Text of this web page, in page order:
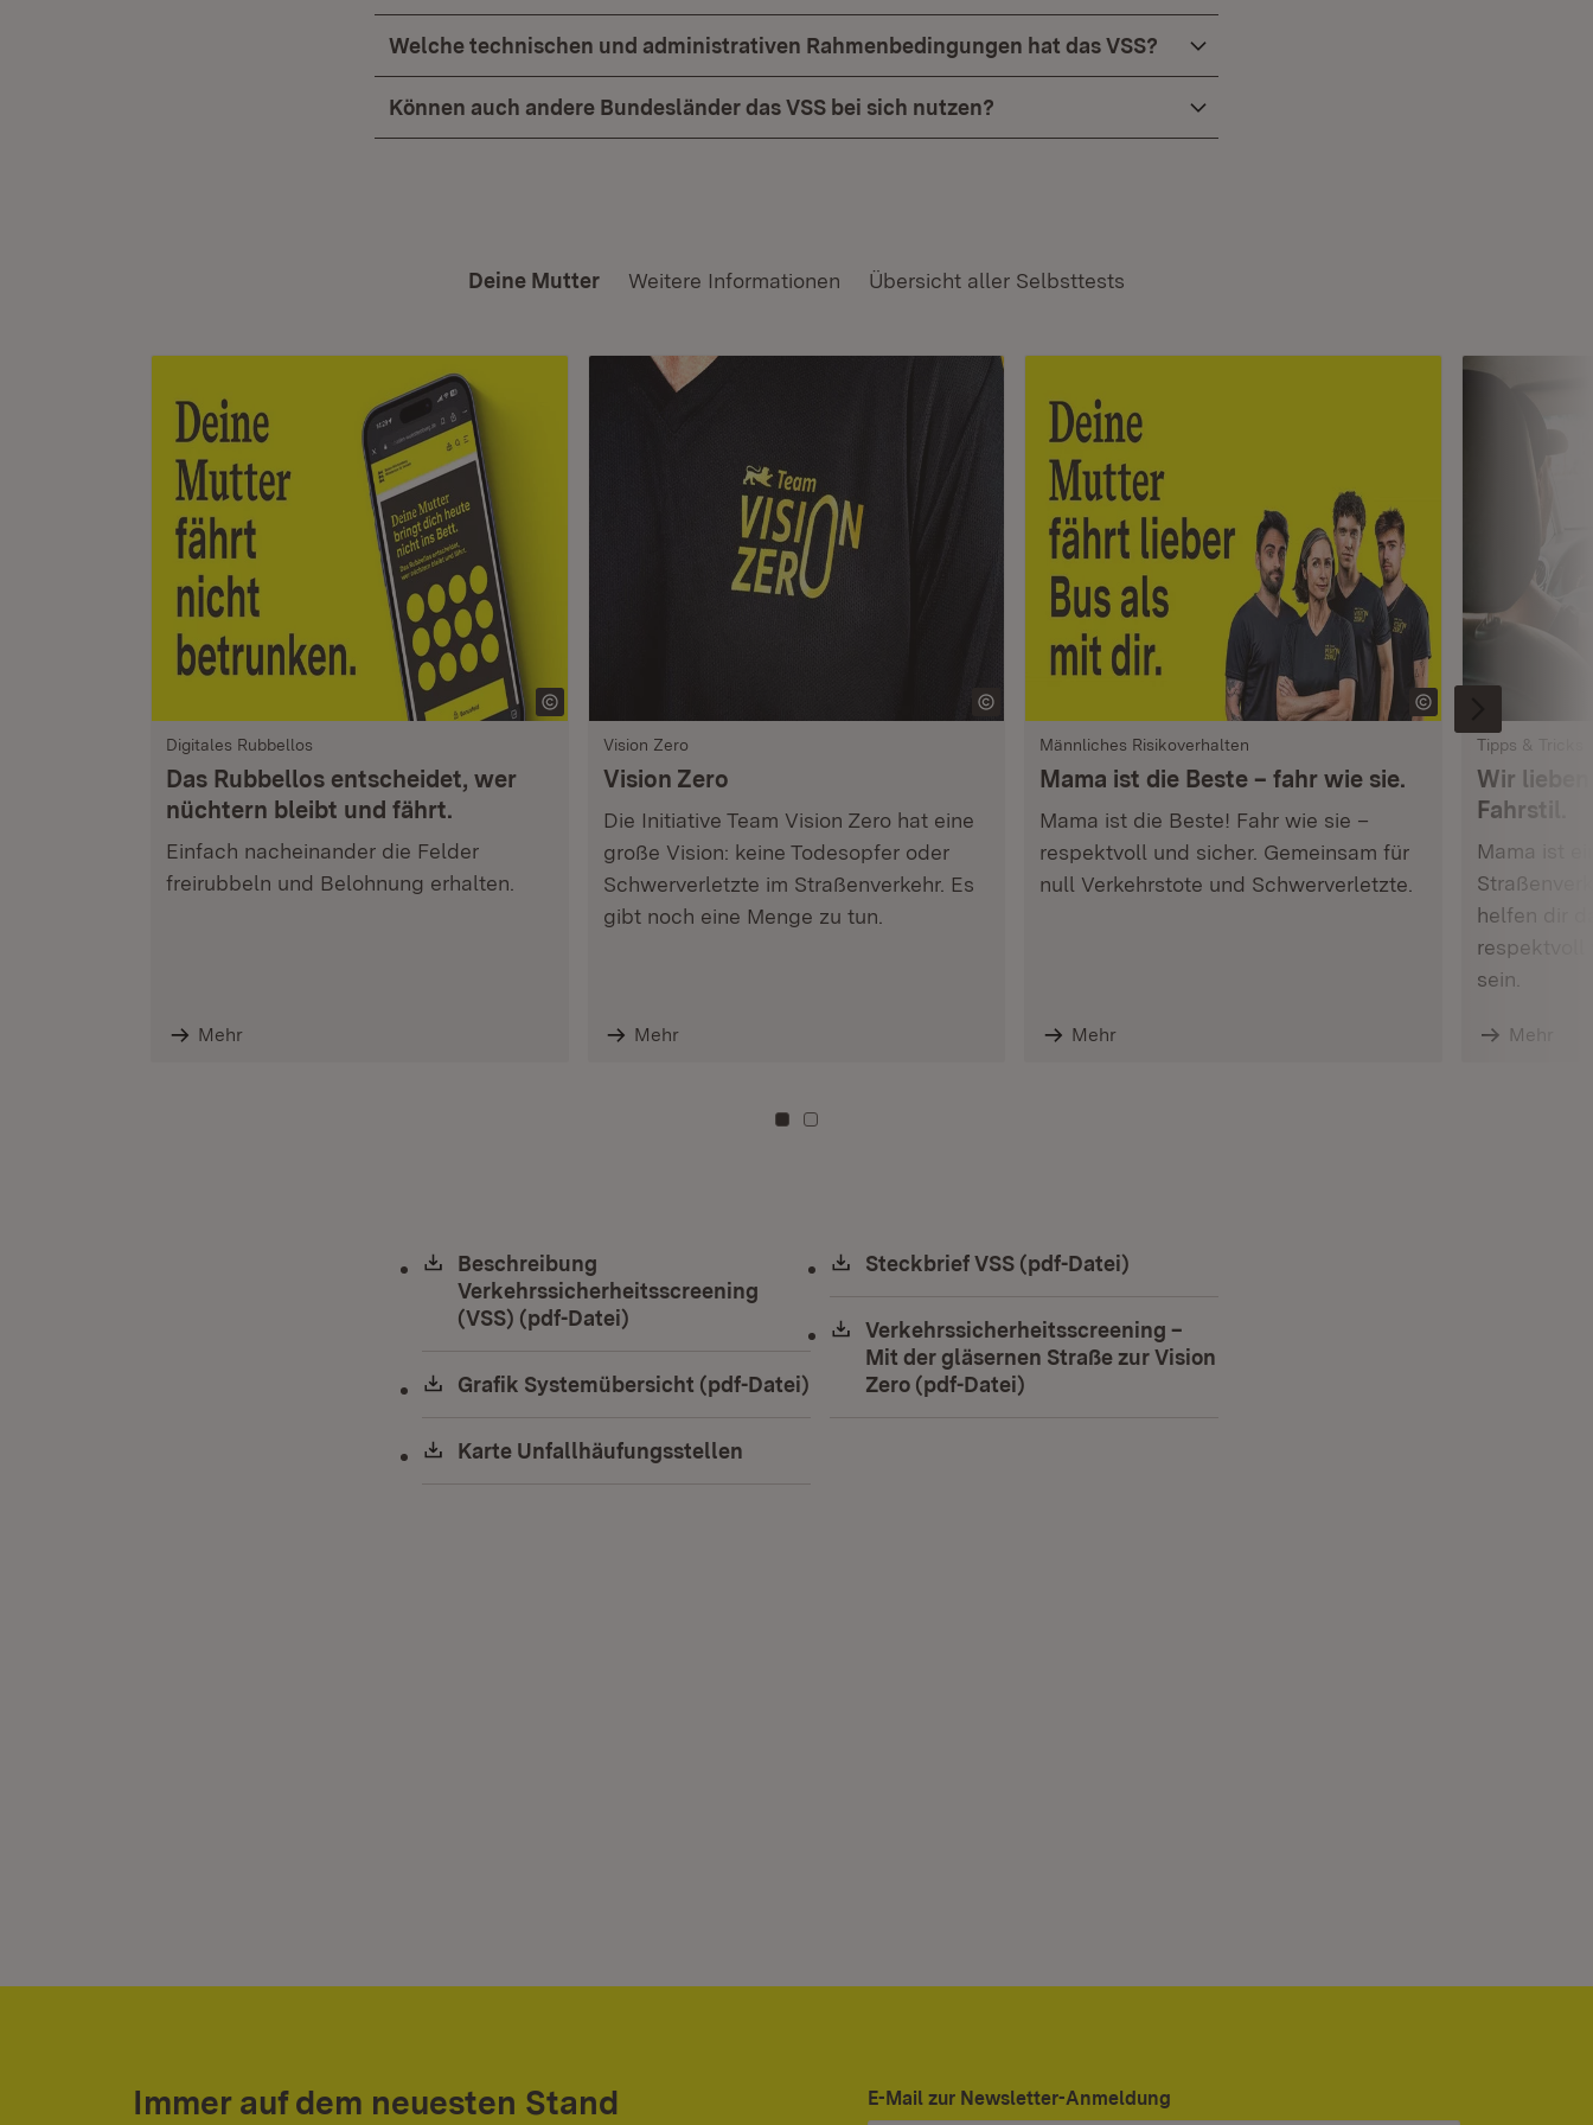
Welche technischen und administrativen Rahmenbedingungen hat das VSS?
Können auch andere Bundesländer das VSS bei sich nutzen?
Deine Mutter Weitere Informationen Übersicht aller Selbsttests
Digitales Rubbellos
Das Rubbellos entscheidet, wer
nüchtern bleibt und fährt.
Einfach nacheinander die Felder
freirubbeln und Belohnung erhalten.
Mehr
Vision Zero
Vision Zero
Die Initiative Team Vision Zero hat eine
große Vision: keine Todesopfer oder
Schwerverletzte im Straßenverkehr. Es
gibt noch eine Menge zu tun.
Mehr
Männliches Risikoverhalten
Mama ist die Beste – fahr wie sie.
Mama ist die Beste! Fahr wie sie –
respektvoll und sicher. Gemeinsam für
null Verkehrstote und Schwerverletzte.
Mehr
Tipps & Tricks
Wir
Fahrstil.
Mama ist
helfen dir
respektvoll
sein.
Mehr
Zu Kachel: 0
Zu Kachel: 3
Download:
Beschreibung
Verkehrssicherheitsscreening
(VSS) (pdf-Datei) (Öffnet in neuem Fenster)
Download:
Grafik Systemübersicht (pdf-Datei) (Öffnet in neuem Fenster)
Download:
Karte Unfallhäufungsstellen
Download:
Steckbrief VSS (pdf-Datei)
Download:
Verkehrssicherheitsscreening –
Mit der gläsernen Straße zur Vision
Zero (pdf-Datei)
Immer auf dem neuesten Stand E-Mail zur Newsletter-Anmeldung